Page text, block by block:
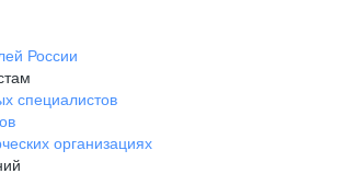
России
специалистов
организациях